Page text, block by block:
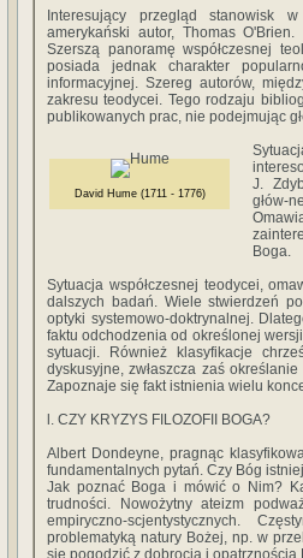
Interesujący przegląd stanowisk
amerykański autor, Thomas
Szerszą pa­noramę współczesnej
posiada jednak charakter
informacyjnej. Szereg autorów,
zakresu teodycei. Tego rodzaju
publikowanych prac, nie podejmując
David Hume (1711 - 1776)
J.
głów-
Boga.
Sytuacja współczesnej teodycei,
dalszych badań. Wiele stwierdzeń
optyki sy­stemowo-doktrynalnej.
faktu odchodzenia od określonej
sytuacji. Rów­nież klasyfikacje
dyskusyjne, zwłaszcza zaś
Zapoznaje się fakt istnienia wielu
l. CZY KRYZYS FILOZOFII BOGA?
Albert Dondeyne, pragnąc
fundamentalnych pytań. Czy Bóg
Jak poznać Boga i mówić o Nim?
trudności. Nowożytny ateizm
empiryczno­-scjentystycznych.
problematyką natury Bożej, np. w
się pogodzić z dobrocią i opatrznością